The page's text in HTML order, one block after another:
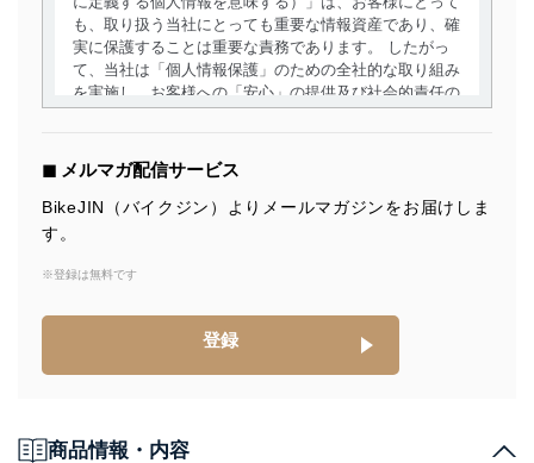
も、取り扱う当社にとっても重要な情報資産であり、確
実に保護することは重要な責務であります。 したがっ
て、当社は「個人情報保護」のための全社的な取り組み
を実施し、お客様への「安心」の提供及び社会的責任の
個人情報の取得・利用・提供について
当社は、個人情報の取得・利用・提供に際して、その利
得・利用・提供を行います。また、当社が保有している
供・開示は行いません。当社においてはこれらの取り組
みを確実にするため、従業者等の教育を徹底してまいり
◼︎ メルマガ配信サービス
BikeJIN（バイクジン）よりメールマガジンをお届けしま
す。
※登録は無料です
登録
商品情報・内容